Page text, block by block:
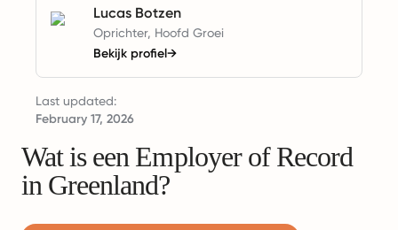
Lucas Botzen
Oprichter, Hoofd Groei
Bekijk profiel→
Last updated:
February 17, 2026
Wat is een Employer of Record
in Greenland?